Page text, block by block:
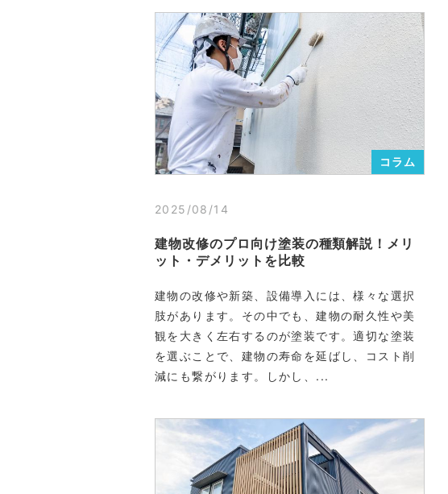
コラム
2025/08/14
建物改修のプロ向け塗装の種類解説！メリ
ット・デメリットを比較
建物の改修や新築、設備導入には、様々な選択
肢があります。その中でも、建物の耐久性や美
観を大きく左右するのが塗装です。適切な塗装
を選ぶことで、建物の寿命を延ばし、コスト削
減にも繋がります。しかし、...